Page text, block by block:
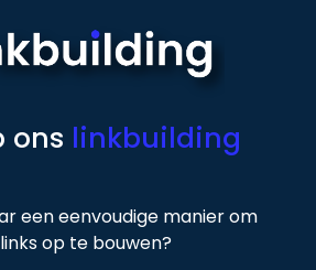
ons linkbuilding
een eenvoudige manier om
op te bouwen?